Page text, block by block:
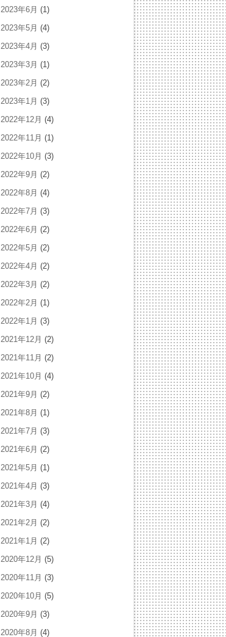
2023年6月 (1)
2023年5月 (4)
2023年4月 (3)
2023年3月 (1)
2023年2月 (2)
2023年1月 (3)
2022年12月 (4)
2022年11月 (1)
2022年10月 (3)
2022年9月 (2)
2022年8月 (4)
2022年7月 (3)
2022年6月 (2)
2022年5月 (2)
2022年4月 (2)
2022年3月 (2)
2022年2月 (1)
2022年1月 (3)
2021年12月 (2)
2021年11月 (2)
2021年10月 (4)
2021年9月 (2)
2021年8月 (1)
2021年7月 (3)
2021年6月 (2)
2021年5月 (1)
2021年4月 (3)
2021年3月 (4)
2021年2月 (2)
2021年1月 (2)
2020年12月 (5)
2020年11月 (3)
2020年10月 (5)
2020年9月 (3)
2020年8月 (4)